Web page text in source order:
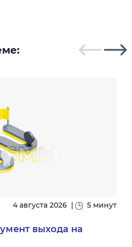
4 августа 2026 | 5 минут
выхода на